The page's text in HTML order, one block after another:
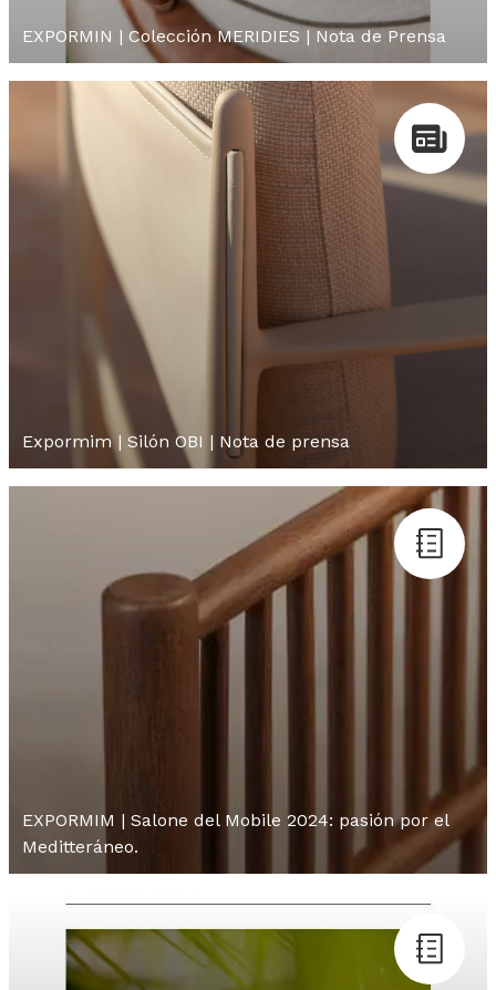
EXPORMIN | Colección MERIDIES | Nota de Prensa
Expormim | Silón OBI | Nota de prensa
EXPORMIM | Salone del Mobile 2024: pasión por el
Meditteráneo.